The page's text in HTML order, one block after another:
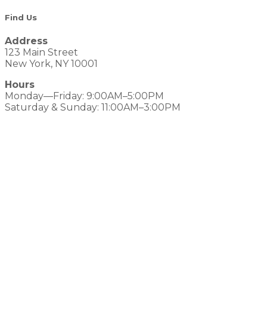
Find Us
Address
123 Main Street
New York, NY 10001
Hours
Monday—Friday: 9:00AM–5:00PM
Saturday & Sunday: 11:00AM–3:00PM